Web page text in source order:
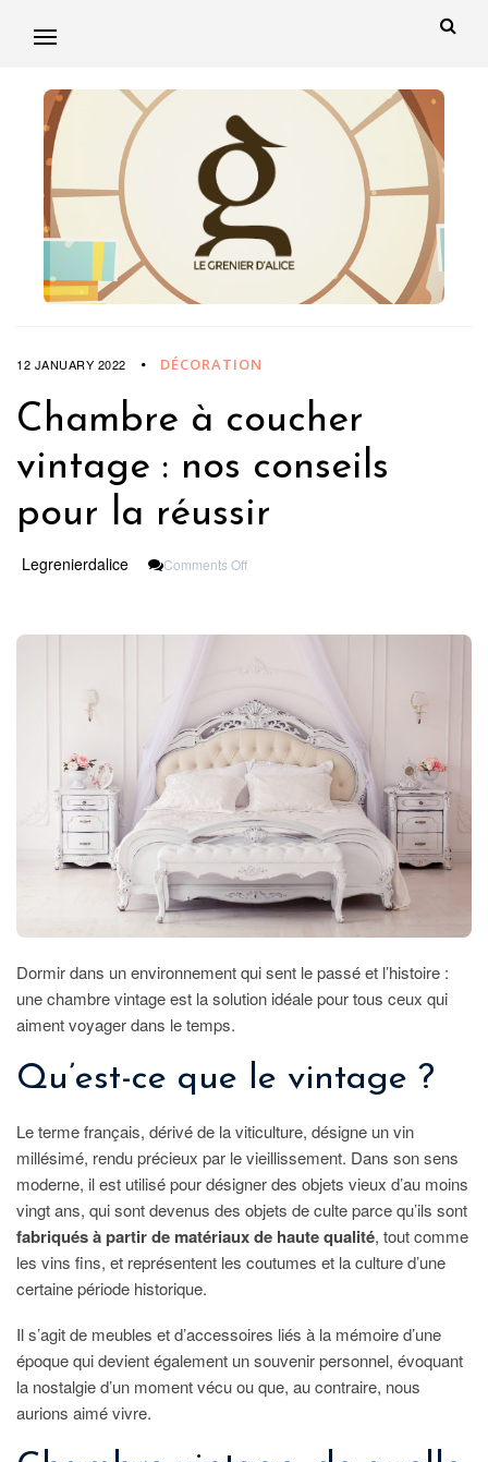
12 JANUARY 2022 DÉCORATION
Chambre à coucher
vintage : nos conseils
pour la réussir
Legrenierdalice Comments OffOn
Conseils
Pour
La
Réussir
Dormir dans un environnement qui sent le passé et l’histoire :
une chambre vintage est la solution idéale pour tous ceux qui
aiment voyager dans le temps.
Qu’est-ce que le vintage ?
Le terme français, dérivé de la viticulture, désigne un vin
millésimé, rendu précieux par le vieillissement. Dans son sens
moderne, il est utilisé pour désigner des objets vieux d’au moins
vingt ans, qui sont devenus des objets de culte parce qu’ils sont
fabriqués à partir de matériaux de haute qualité, tout comme
les vins fins, et représentent les coutumes et la culture d’une
certaine période historique.
Il s’agit de meubles et d’accessoires liés à la mémoire d’une
époque qui devient également un souvenir personnel, évoquant
la nostalgie d’un moment vécu ou que, au contraire, nous
aurions aimé vivre.